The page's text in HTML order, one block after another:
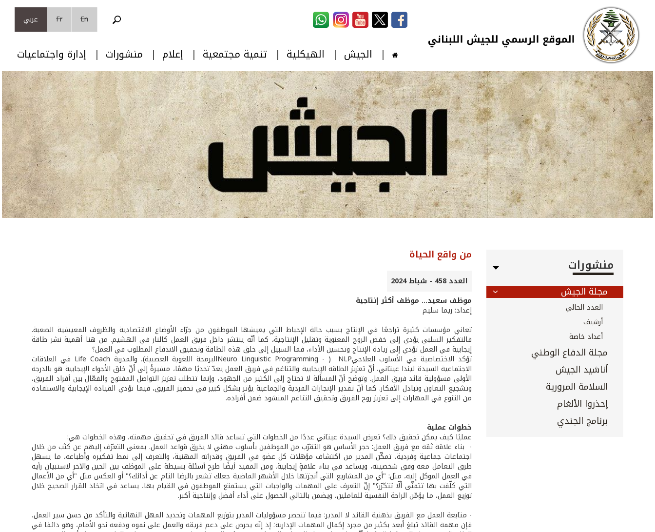
تجاوز إلى المحتوى الرئيسي
Skip to navigation
En
Fr عربي
الجيش الهيكلية تنمية مجتمعية إعلام منشورات إدارة واجتماعيات
منشورات
مجلة الجيش
العدد الحالي
أرشيف
أعداد خاصة
مجلة الدفاع الوطني
أناشيد الجيش
السلامة المرورية
إحذروا الألغام
برنامج الجندي
من واقع الحياة
العدد 458 - شباط 2024
موظف سعيد... موظف أكثر إنتاجية
إعداد: ريما سليم
تعاني مؤسسات كثيرة تراجعًا في الإنتاج بسبب حالة الإحباط التي يعيشها الموظفون من جرّاء الأوضاع الاقتصادية والظروف المعيشية الصعبة.
فالتفكير السلبي يؤدي إلى خفض الروح المعنوية وتقليل الإنتاجية، كما أنّه ينتشر داخل فريق العمل كالنار في الهشيم. من هنا أهمية نشر طاقة
إيجابية في العمل تؤدي إلى زيادة الإنتاج وتحسين الأداء، فما السبيل إلى خلق هذه الطاقة وتحقيق الاندفاع المطلوب في العمل؟
تؤكد الاختصاصية في الأسلوب العلاجيNLP ( - Neuro Linguistic Programmingالبرمجة اللغوية العصبية)، والمدربة Life Coach في العلاقات
الاجتماعية السيدة ليندا عيتاني، أنّ تعزيز الطاقة الإيجابية والتناغم في فريق العمل يعدّ تحديًا مهمًا، مشيرةً إلى أنّ خلق الأجواء الإيجابية هو بالدرجة
الأولى مسؤولية قائد فريق العمل. وتوضح أنّ المسألة لا تحتاج إلى الكثير من الجهود، وإنما تتطلب تعزيز التواصل المفتوح والفعّال بين أفراد الفريق،
وتشجيع التعاون وتبادل الأفكار. كما أنّ تقدير الإنجازات الفردية والجماعية يؤثر بشكل كبير في تحفيز الفريق، فيما تؤدي القيادة الإيجابية والاستفادة
من التنوع في المهارات إلى تعزيز روح الفريق وتحقيق التناغم المنشود ضمن أفراده.
خطوات عملية
عمليًا كيف يمكن تحقيق ذلك؟ تعرض السيدة عيتاني عددًا من الخطوات التي تساعد قائد الفريق في تحقيق مهمته، وهذه الخطوات هي:
- بناء علاقة ثقة مع فريق العمل: حجر الأساس هو التقرّب من الموظفين بأسلوب مهني لا يخرق قواعد العمل. بمعنى التعرّف إليهم عن كثب من خلال
اجتماعات جماعية وفردية، تمكّن المدير من اكتشاف مؤهلات كل عضو في الفريق وقدراته المهنية، والتعرف إلى نمط تفكيره وأطباعه، ما يسهل
طرق التعامل معه وفق شخصيته، ويساعد في بناء علاقةٍ إيجابية. ومن المفيد أيضًا طرح أسئلة بسيطة على الموظف بين الحين والآخر لاستبيان رأيه
في العمل الموكل إليه، مثل: "أي من المشاريع التي أنجزتها خلال الأشهر الماضية جعلك تشعر بالرضا التام عن أدائك؟" أو العكس مثل "أي من الأعمال
التي كلّفت بها تتمنّى ألّا تتكرّر؟" إنّ التعرف على المهمات والواجبات التي يستمتع الموظفون في القيام بها، يساعد في اتخاذ القرار الصحيح خلال
توزيع العمل، ما يؤمّن الراحة النفسية للعاملين، ويضمن بالتالي الحصول على أداء أفضل وإنتاجية أكبر.
- متابعة العمل مع الفريق بذهنية القائد لا المدير: فيما تنحصر مسؤوليات المدير بتوزيع المهمات وتحديد المهل النهائية والتأكد من حسن سير العمل،
فإن مهمة القائد تبلغ أبعد بكثير من مجرد إكمال المهمات الإدارية؛ إذ إنّه يحرص على دعم فريقه والعمل على نموه ودفعه نحو الأمام، وهو دائمًا في